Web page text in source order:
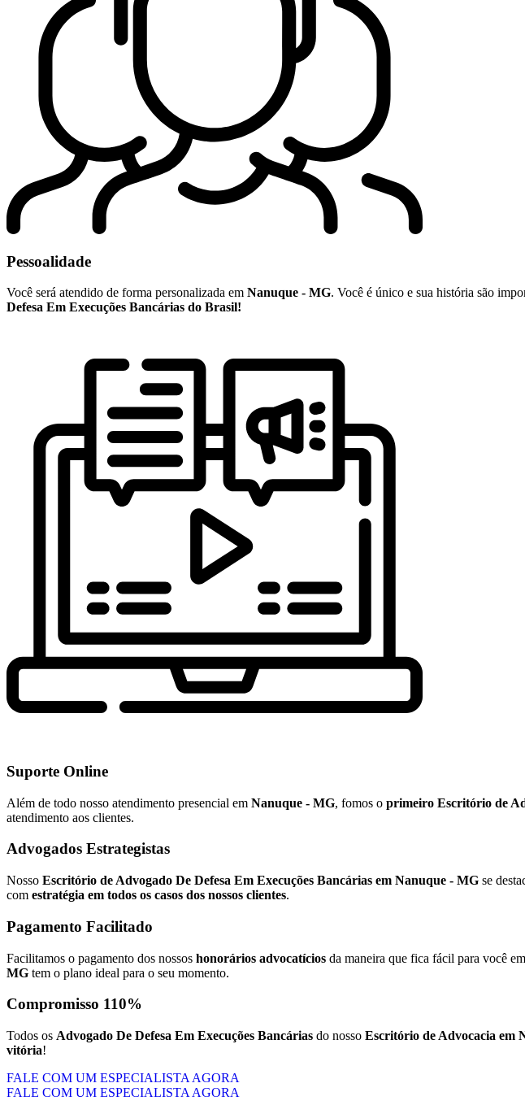
Pessoalidade
Você será atendido de forma personalizada em Nanuque - MG. Você é único e sua história são
Defesa Em Execuções Bancárias do Brasil!
Suporte Online
Além de todo nosso atendimento presencial em Nanuque - MG, fomos o primeiro Escritório de
atendimento aos clientes.
Advogados Estrategistas
Nosso Escritório de Advogado De Defesa Em Execuções Bancárias em Nanuque - MG se
com estratégia em todos os casos dos nossos clientes.
Pagamento Facilitado
Facilitamos o pagamento dos nossos honorários advocatícios da maneira que fica fácil para você em
MG tem o plano ideal para o seu momento.
Compromisso 110%
Todos os Advogado De Defesa Em Execuções Bancárias do nosso Escritório de Advocacia em
vitória!
FALE COM UM ESPECIALISTA AGORA
FALE COM UM ESPECIALISTA AGORA